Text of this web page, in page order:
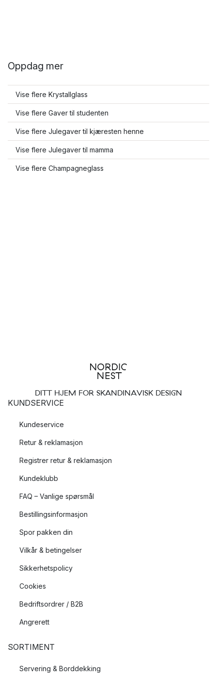
Oppdag mer
Vise flere Krystallglass
Vise flere Gaver til studenten
Vise flere Julegaver til kjæresten henne
Vise flere Julegaver til mamma
Vise flere Champagneglass
DITT HJEM FOR SKANDINAVISK DESIGN
KUNDSERVICE
Kundeservice
Retur & reklamasjon
Registrer retur & reklamasjon
Kundeklubb
FAQ – Vanlige spørsmål
Bestillingsinformasjon
Spor pakken din
Vilkår & betingelser
Sikkerhetspolicy
Cookies
Bedriftsordrer / B2B
Angrerett
SORTIMENT
Servering & Borddekking